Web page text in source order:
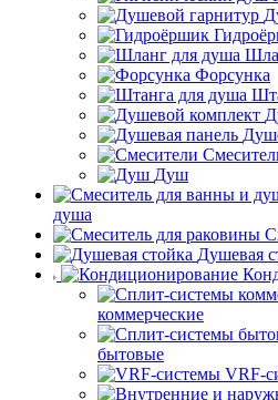
Форсунка
Душ
душа
Душевая
коммерческие
бытовые
VRF-